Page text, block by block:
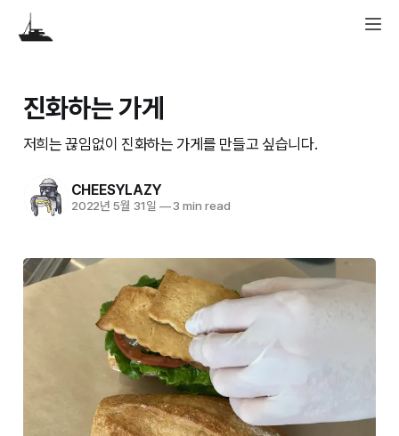
진화하는 가게
저희는 끊임없이 진화하는 가게를 만들고 싶습니다.
CHEESYLAZY
2022년 5월 31일 —3 min read